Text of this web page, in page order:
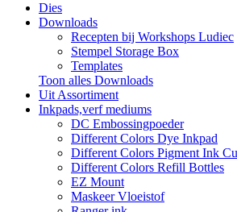
Dies
Downloads
Recepten bij Workshops Ludiec
Stempel Storage Box
Templates
Toon alles Downloads
Uit Assortiment
Inkpads,verf mediums
DC Embossingpoeder
Different Colors Dye Inkpad
Different Colors Pigment Ink
Different Colors Refill Bottles
EZ Mount
Maskeer Vloeistof